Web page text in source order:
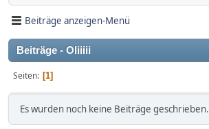
Beiträge anzeigen-Menü
Beiträge - Oliiiii
Seiten 1
Es wurden noch keine Beiträge geschrieben.